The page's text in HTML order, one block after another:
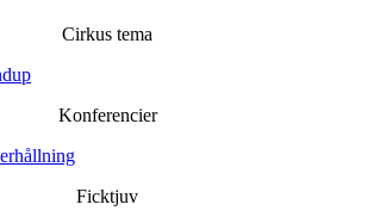
Cirkus tema
Konferencier
Ficktjuv